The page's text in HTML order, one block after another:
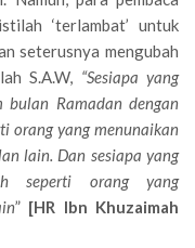
‘terlambat’ untuk
seterusnya mengubah
S.A.W, “Sesiapa yang
bulan Ramadan dengan
orang yang menunaikan
lain. Dan sesiapa yang
seperti orang yang
”[HR Ibn Khuzaimah